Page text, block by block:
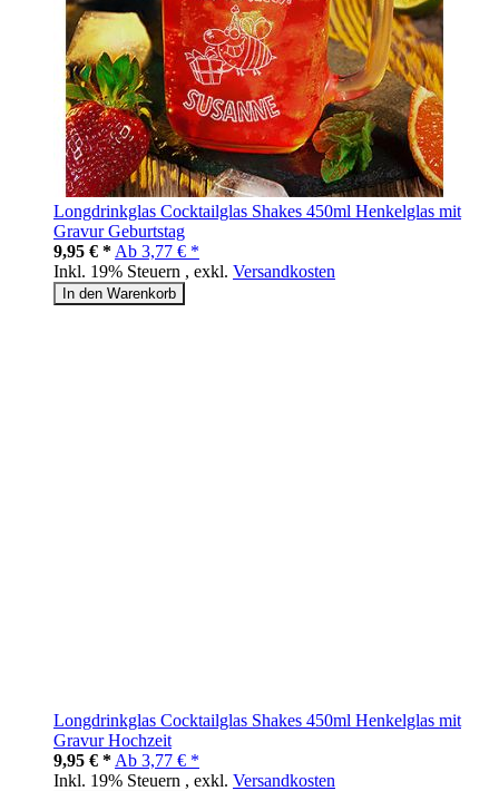
Longdrinkglas Cocktailglas Shakes 450ml Henkelglas mit
Gravur Geburtstag
9,95 € * Ab 3,77 € *
Inkl. 19% Steuern , exkl. Versandkosten
In den Warenkorb
Longdrinkglas Cocktailglas Shakes 450ml Henkelglas mit
Gravur Hochzeit
9,95 € * Ab 3,77 € *
Inkl. 19% Steuern , exkl. Versandkosten